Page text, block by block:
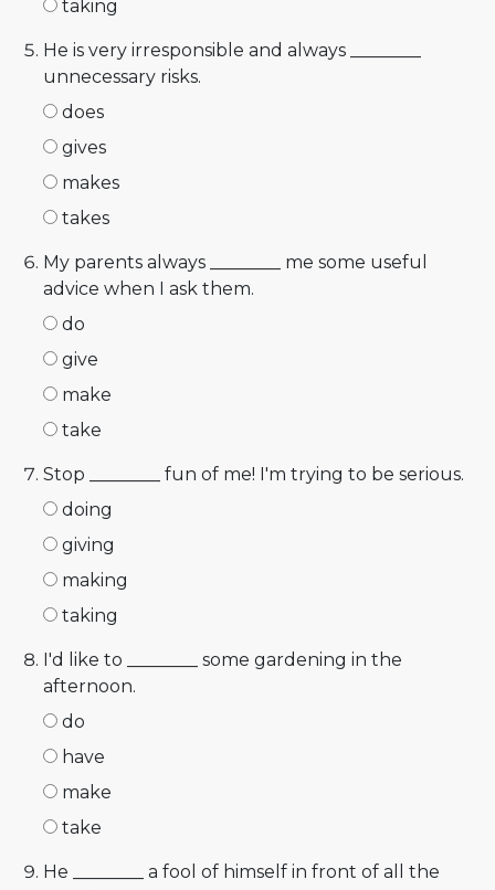
taking
He is very irresponsible and always ________
unnecessary risks.
does
gives
makes
takes
My parents always ________ me some useful
advice when I ask them.
do
give
make
take
Stop ________ fun of me! I'm trying to be serious.
doing
giving
making
taking
I'd like to ________ some gardening in the
afternoon.
do
have
make
take
He ________ a fool of himself in front of all the